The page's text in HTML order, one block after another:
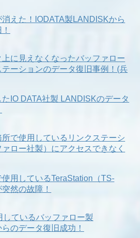
えた！IODATA製LANDISKから
に見えなくなったバッファロー
ーションのデータ復旧事例！(兵
IO DATA社製 LANDISKのデータ
で使用しているリンクステーシ
ァロー社製）にアクセスできなく
用しているTeraStation（TS-
然の故障！
しているバッファロー製
のデータ復旧成功！